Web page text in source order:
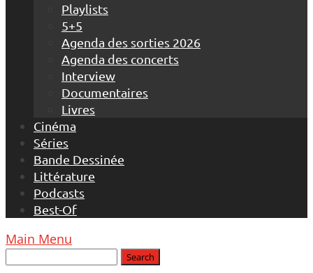
Playlists
5+5
Agenda des sorties 2026
Agenda des concerts
Interview
Documentaires
Livres
Cinéma
Séries
Bande Dessinée
Littérature
Podcasts
Best-Of
Main Menu